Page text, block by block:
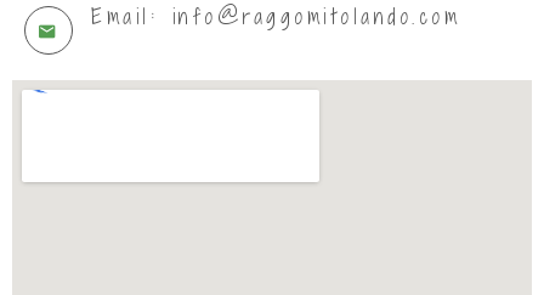
Email: info@raggomitolando.com